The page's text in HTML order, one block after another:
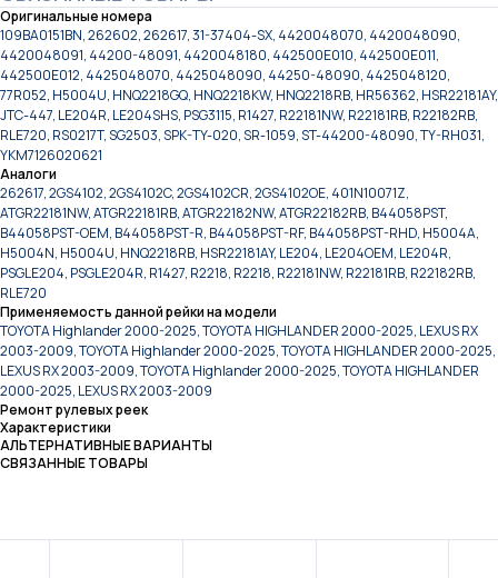
Оригинальные номера
109BA0151BN, 262602, 262617, 31-37404-SX, 4420048070, 4420048090,
4420048091, 44200-48091, 4420048180, 442500E010, 442500E011,
442500E012, 4425048070, 4425048090, 44250-48090, 4425048120,
77R052, H5004U, HNQ2218GQ, HNQ2218KW, HNQ2218RB, HR56362, HSR22181AY,
JTC-447, LE204R, LE204SHS, PSG3115, R1427, R22181NW, R22181RB, R22182RB,
RLE720, RS0217T, SG2503, SPK-TY-020, SR-1059, ST-44200-48090, TY-RH031,
YKM7126020621
Аналоги
262617, 2GS4102, 2GS4102C, 2GS4102CR, 2GS4102OE, 401N10071Z,
ATGR22181NW, ATGR22181RB, ATGR22182NW, ATGR22182RB, B44058PST,
B44058PST-OEM, B44058PST-R, B44058PST-RF, B44058PST-RHD, H5004A,
H5004N, H5004U, HNQ2218RB, HSR22181AY, LE204, LE204OEM, LE204R,
PSGLE204, PSGLE204R, R1427, R2218, R2218, R22181NW, R22181RB, R22182RB,
RLE720
Применяемость данной рейки на модели
TOYOTA Highlander 2000-2025, TOYOTA HIGHLANDER 2000-2025, LEXUS RX
2003-2009, TOYOTA Highlander 2000-2025, TOYOTA HIGHLANDER 2000-2025,
LEXUS RX 2003-2009, TOYOTA Highlander 2000-2025, TOYOTA HIGHLANDER
2000-2025, LEXUS RX 2003-2009
Ремонт рулевых реек
Характеристики
АЛЬТЕРНАТИВНЫЕ ВАРИАНТЫ
СВЯЗАННЫЕ ТОВАРЫ